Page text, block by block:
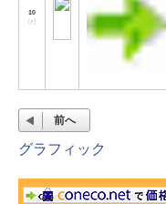
10
[↑]
前へ
グラフィック